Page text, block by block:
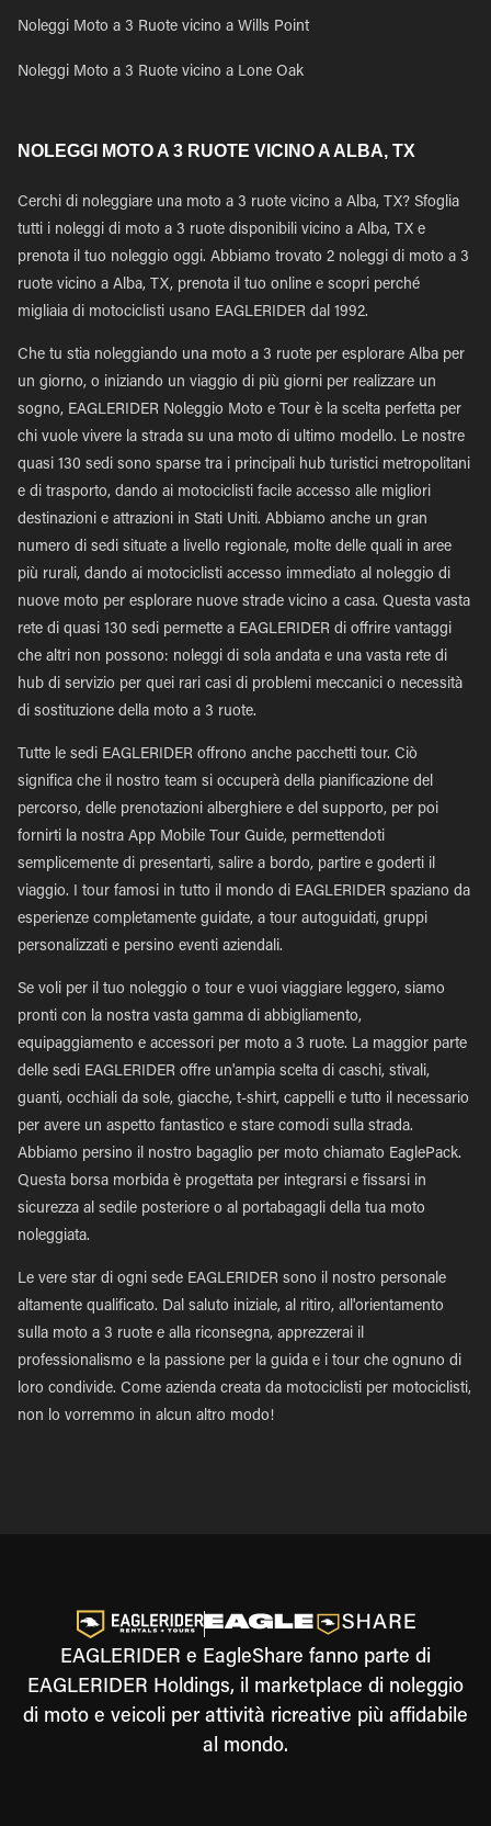
Noleggi Moto a 3 Ruote vicino a Wills Point
Noleggi Moto a 3 Ruote vicino a Lone Oak
NOLEGGI MOTO A 3 RUOTE VICINO A ALBA, TX
Cerchi di noleggiare una moto a 3 ruote vicino a Alba, TX? Sfoglia
tutti i noleggi di moto a 3 ruote disponibili vicino a Alba, TX e
prenota il tuo noleggio oggi. Abbiamo trovato 2 noleggi di moto a 3
ruote vicino a Alba, TX, prenota il tuo online e scopri perché
migliaia di motociclisti usano EAGLERIDER dal 1992.
Che tu stia noleggiando una moto a 3 ruote per esplorare Alba per
un giorno, o iniziando un viaggio di più giorni per realizzare un
sogno, EAGLERIDER Noleggio Moto e Tour è la scelta perfetta per
chi vuole vivere la strada su una moto di ultimo modello. Le nostre
quasi 130 sedi sono sparse tra i principali hub turistici metropolitani
e di trasporto, dando ai motociclisti facile accesso alle migliori
destinazioni e attrazioni in Stati Uniti. Abbiamo anche un gran
numero di sedi situate a livello regionale, molte delle quali in aree
più rurali, dando ai motociclisti accesso immediato al noleggio di
nuove moto per esplorare nuove strade vicino a casa. Questa vasta
rete di quasi 130 sedi permette a EAGLERIDER di offrire vantaggi
che altri non possono: noleggi di sola andata e una vasta rete di
hub di servizio per quei rari casi di problemi meccanici o necessità
di sostituzione della moto a 3 ruote.
Tutte le sedi EAGLERIDER offrono anche pacchetti tour. Ciò
significa che il nostro team si occuperà della pianificazione del
percorso, delle prenotazioni alberghiere e del supporto, per poi
fornirti la nostra App Mobile Tour Guide, permettendoti
semplicemente di presentarti, salire a bordo, partire e goderti il
viaggio. I tour famosi in tutto il mondo di EAGLERIDER spaziano da
esperienze completamente guidate, a tour autoguidati, gruppi
personalizzati e persino eventi aziendali.
Se voli per il tuo noleggio o tour e vuoi viaggiare leggero, siamo
pronti con la nostra vasta gamma di abbigliamento,
equipaggiamento e accessori per moto a 3 ruote. La maggior parte
delle sedi EAGLERIDER offre un'ampia scelta di caschi, stivali,
guanti, occhiali da sole, giacche, t-shirt, cappelli e tutto il necessario
per avere un aspetto fantastico e stare comodi sulla strada.
Abbiamo persino il nostro bagaglio per moto chiamato EaglePack.
Questa borsa morbida è progettata per integrarsi e fissarsi in
sicurezza al sedile posteriore o al portabagagli della tua moto
noleggiata.
Le vere star di ogni sede EAGLERIDER sono il nostro personale
altamente qualificato. Dal saluto iniziale, al ritiro, all'orientamento
sulla moto a 3 ruote e alla riconsegna, apprezzerai il
professionalismo e la passione per la guida e i tour che ognuno di
loro condivide. Come azienda creata da motociclisti per motociclisti,
non lo vorremmo in alcun altro modo!
EAGLERIDER e EagleShare fanno parte di
EAGLERIDER Holdings, il marketplace di noleggio
di moto e veicoli per attività ricreative più affidabile
al mondo.